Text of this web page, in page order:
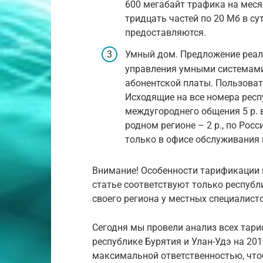
600 мегабайт трафика на
тридцать частей по 20 Мб в
предоставляются.
Умный дом. Предложение
управления умными
абонентской платы.
Исходящие на все номера
междугороднего общения 5 р.
родном регионе – 2 р., по
только в офисе
Внимание! Особенности тарификации
статье соответствуют только
своего региона у местных
Сегодня мы провели анализ всех
республике Бурятия и Улан-Удэ на
максимальной ответственностью,